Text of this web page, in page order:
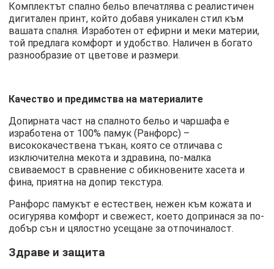
Комплектът спално бельо впечатлява с реалистичен
дигитален принт, който добавя уникален стил към
вашата спалня. Изработен от ефирни и меки материи,
той предлага комфорт и удобство. Наличен в богато
разнообразие от цветове и размери.
Качество и предимства на материалите
Допирната част на спалното бельо и чаршафа е
изработена от 100% памук (Ранфорс) –
висококачествена тъкан, която се отличава с
изключителна мекота и здравина, по-малка
свиваемост в сравнение с обикновените хасета и
фина, приятна на допир текстура.
Ранфорс памукът е естествен, нежен към кожата и
осигурява комфорт и свежест, което допринася за по-
добър сън и цялостно усещане за отпочиналост.
Здраве и защита